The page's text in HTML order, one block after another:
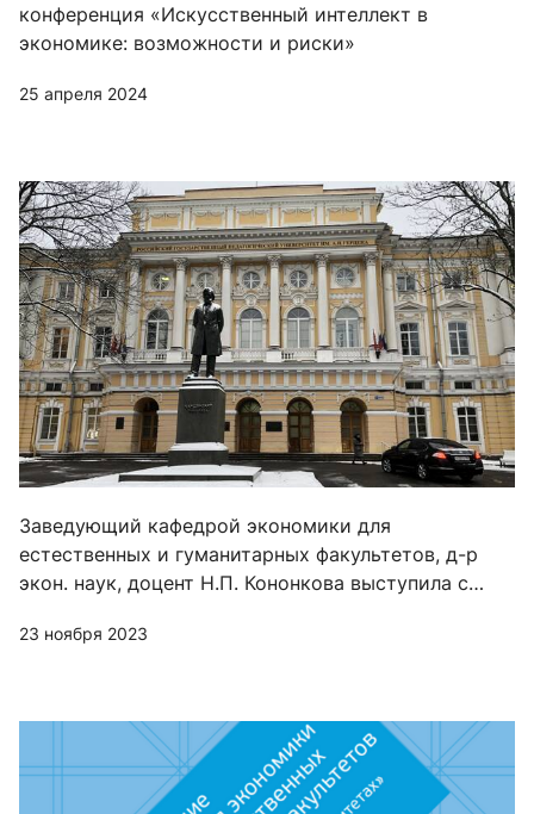
конференция «Искусственный интеллект в
экономике: возможности и риски»
25 апреля 2024
Заведующий кафедрой экономики для
естественных и гуманитарных факультетов, д-р
экон. наук, доцент Н.П. Кононкова выступила с
Петербург)
23 ноября 2023